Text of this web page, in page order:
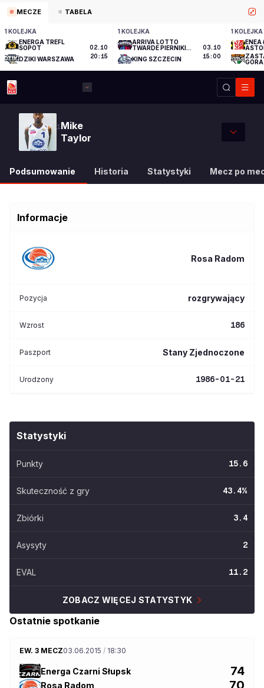
MECZE TABELA
1 KOLEJKA
ENERGA TREFL
SOPOT
DZIKI WARSZAWA
02.10
20:15
1 KOLEJKA
ARRIVA LOTTO
TWARDE PIERNIKI
KING SZCZECIN
03.10
15:00
1 KOLEJKA
ENEA
GÓRA
1Mike
Taylor
Podsumowanie Historia Statystyki Mecz po
Informacje
Rosa Radom
Pozycja rozgrywający
Wzrost 186
Paszport Stany Zjednoczone
Urodzony 1986-01-21
Statystyki
Punkty 15.6
Skuteczność z gry 43.4%
Zbiórki 3.4
Asysyty 2
EVAL 11.2
ZOBACZ WIĘCEJ STATYSTYK
Ostatnie spotkanie
EW. 3 MECZ03.06.2015 / 18:30
Energa Czarni Słupsk 74
Rosa Radom 70